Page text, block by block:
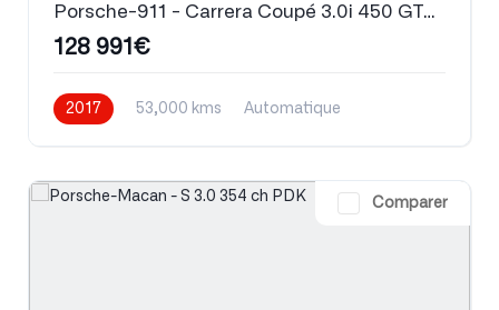
Porsche-911 - Carrera Coupé 3.0i 450 GTS PDK
128 991€
2017 53,000 kms
Automatique
Comparer